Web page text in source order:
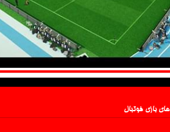
بازی فوتبال